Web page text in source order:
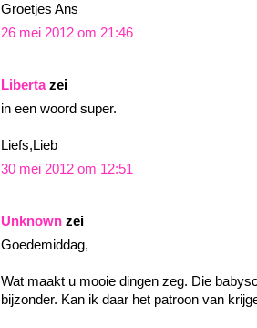
Groetjes Ans
26 mei 2012 om 21:46
Libertazei
in een woord super.
Liefs,Lieb
30 mei 2012 om 12:51
Unknown zei
Goedemiddag,
Wat maakt u mooie dingen zeg. Die
bijzonder. Kan ik daar het patroon van